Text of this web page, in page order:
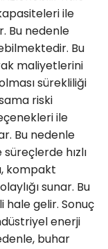
ile
Bu nedenle
Bu
maliyetlerini
sürekliliği
riski
ile
Bu nedenle
hızlı
kompakt
sunar. Bu
hale gelir. Sonuç
enerji
buhar